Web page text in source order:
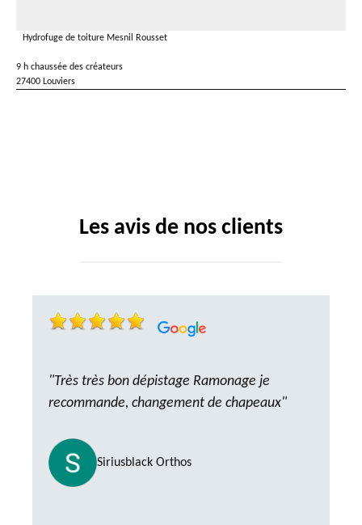
Hydrofuge de toiture Mesnil Rousset
9 h chaussée des créateurs
27400 Louviers
Les avis de nos clients
"Très très bon dépistage Ramonage je
recommande, changement de chapeaux"
Siriusblack Orthos